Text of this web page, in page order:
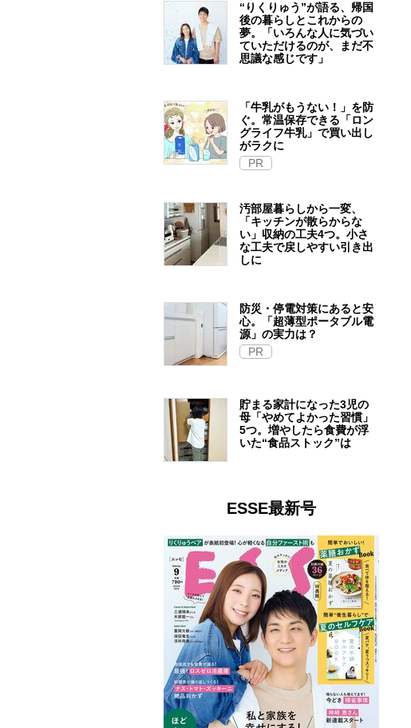
“りくりゅう”が語る、帰国
後の暮らしとこれからの
夢。「いろんな人に気づい
ていただけるのが、まだ不
思議な感じです」
「牛乳がもうない！」を防
ぐ。常温保存できる「ロン
グライフ牛乳」で買い出し
がラクに
PR
汚部屋暮らしから一変、
「キッチンが散らからな
い」収納の工夫4つ。小さ
な工夫で戻しやすい引き出
しに
防災・停電対策にあると安
心。「超薄型ポータブル電
源」の実力は？​
PR
貯まる家計になった3児の
母「やめてよかった習慣」
5つ。増やしたら食費が浮
いた“食品ストック”は
ESSE最新号